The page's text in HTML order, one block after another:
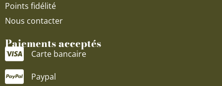
Points fidélité
Nous contacter
Paiements acceptés
Carte bancaire
Paypal